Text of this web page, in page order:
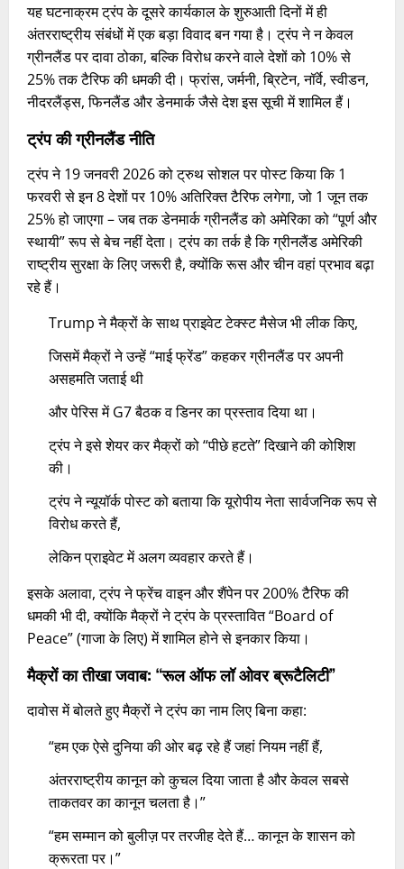
यह घटनाक्रम ट्रंप के दूसरे कार्यकाल के शुरुआती दिनों में ही
अंतरराष्ट्रीय संबंधों में एक बड़ा विवाद बन गया है। ट्रंप ने न केवल
ग्रीनलैंड पर दावा ठोका, बल्कि विरोध करने वाले देशों को 10% से
25% तक टैरिफ की धमकी दी। फ्रांस, जर्मनी, ब्रिटेन, नॉर्वे, स्वीडन,
नीदरलैंड्स, फिनलैंड और डेनमार्क जैसे देश इस सूची में शामिल हैं।
ट्रंप की ग्रीनलैंड नीति
ट्रंप ने 19 जनवरी 2026 को ट्रुथ सोशल पर पोस्ट किया कि 1
फरवरी से इन 8 देशों पर 10% अतिरिक्त टैरिफ लगेगा, जो 1 जून तक
25% हो जाएगा – जब तक डेनमार्क ग्रीनलैंड को अमेरिका को “पूर्ण और
स्थायी” रूप से बेच नहीं देता। ट्रंप का तर्क है कि ग्रीनलैंड अमेरिकी
राष्ट्रीय सुरक्षा के लिए जरूरी है, क्योंकि रूस और चीन वहां प्रभाव बढ़ा
रहे हैं।
Trump ने मैक्रों के साथ प्राइवेट टेक्स्ट मैसेज भी लीक किए,
जिसमें मैक्रों ने उन्हें “माई फ्रेंड” कहकर ग्रीनलैंड पर अपनी
असहमति जताई थी
और पेरिस में G7 बैठक व डिनर का प्रस्ताव दिया था।
ट्रंप ने इसे शेयर कर मैक्रों को “पीछे हटते” दिखाने की कोशिश
की।
ट्रंप ने न्यूयॉर्क पोस्ट को बताया कि यूरोपीय नेता सार्वजनिक रूप से
विरोध करते हैं,
लेकिन प्राइवेट में अलग व्यवहार करते हैं।
इसके अलावा, ट्रंप ने फ्रेंच वाइन और शैंपेन पर 200% टैरिफ की
धमकी भी दी, क्योंकि मैक्रों ने ट्रंप के प्रस्तावित “Board of
Peace” (गाजा के लिए) में शामिल होने से इनकार किया।
मैक्रों का तीखा जवाब: “रूल ऑफ लॉ ओवर ब्रूटैलिटी”
दावोस में बोलते हुए मैक्रों ने ट्रंप का नाम लिए बिना कहा:
“हम एक ऐसे दुनिया की ओर बढ़ रहे हैं जहां नियम नहीं हैं,
अंतरराष्ट्रीय कानून को कुचल दिया जाता है और केवल सबसे
ताकतवर का कानून चलता है।”
“हम सम्मान को बुलीज़ पर तरजीह देते हैं… कानून के शासन को
क्रूरता पर।”